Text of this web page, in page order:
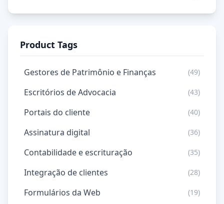
Product Tags
Gestores de Patrimônio e Finanças (49)
Escritórios de Advocacia (43)
Portais do cliente (40)
Assinatura digital (36)
Contabilidade e escrituração (35)
Integração de clientes (28)
Formulários da Web (19)